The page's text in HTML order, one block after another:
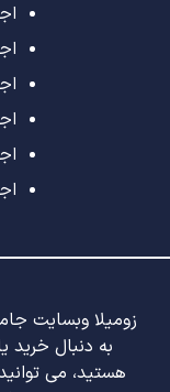
زومیلا وبسایت
به دنبال خرید
هستید، می